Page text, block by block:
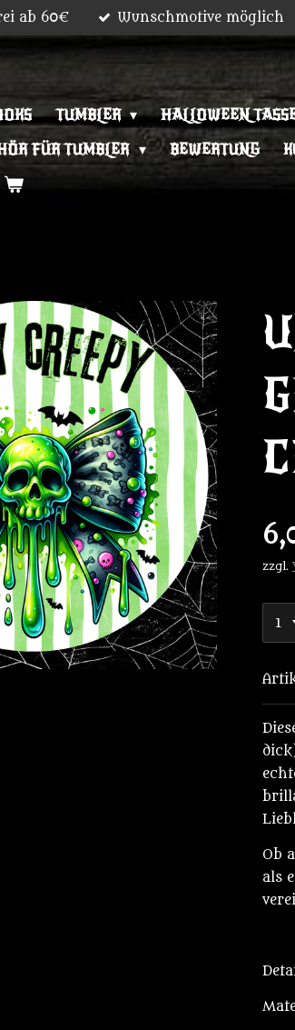
ab 60€ Wunschmotive möglich
TUMBLER HALLOWEEN
FÜR TUMBLER BEWERTUNG
zzgl.
Ob
als